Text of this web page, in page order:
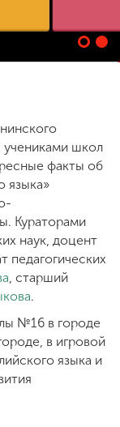
учениками школ
факты об
языка»
Кураторами
наук, доцент
педагогических
, старший
.
№16 в городе
в игровой
языка и